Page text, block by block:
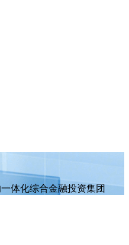
体化综合金融投资集团